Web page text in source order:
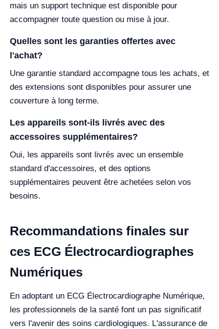
mais un support technique est disponible pour
accompagner toute question ou mise à jour.
Quelles sont les garanties offertes avec
l'achat?
Une garantie standard accompagne tous les achats, et
des extensions sont disponibles pour assurer une
couverture à long terme.
Les appareils sont-ils livrés avec des
accessoires supplémentaires?
Oui, les appareils sont livrés avec un ensemble
standard d'accessoires, et des options
supplémentaires peuvent être achetées selon vos
besoins.
Recommandations finales sur
ces ECG Électrocardiographes
Numériques
En adoptant un ECG Électrocardiographe Numérique,
les professionnels de la santé font un pas significatif
vers l'avenir des soins cardiologiques. L'assurance de